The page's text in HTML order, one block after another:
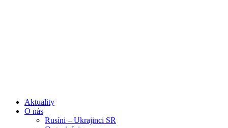
Aktuality
O nás
Rusíni – Ukrajinci SR